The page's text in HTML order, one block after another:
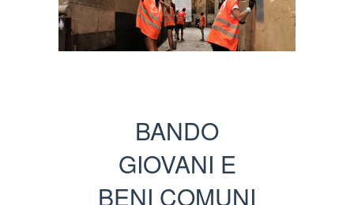
BANDO
GIOVANI E
BENI COMUNI